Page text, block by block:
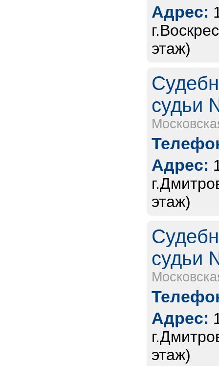
Адрес:
этаж)
судьи
Адрес:
этаж)
судьи
Адрес:
этаж)